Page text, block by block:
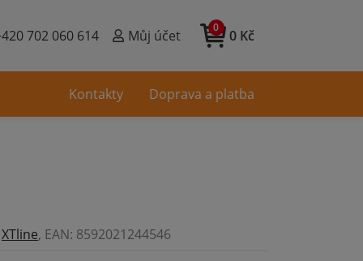
702 060 614 Můj účet 0 Kč
0
XTline, EAN: 8592021244546
Kontakty Doprava a platba